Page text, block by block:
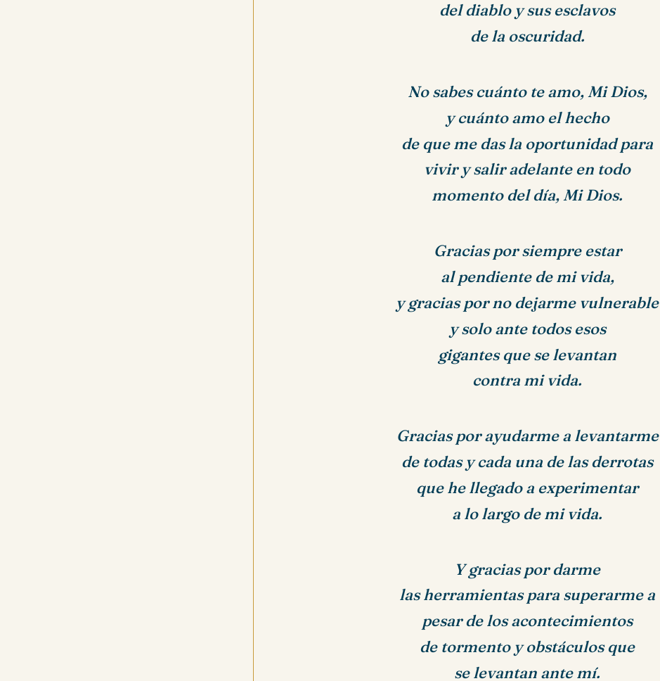
del diablo y sus esclavos
de la oscuridad.
No sabes cuánto te amo, Mi Dios,
y cuánto amo el hecho
de que me das la oportunidad para
vivir y salir adelante en todo
momento del día, Mi Dios.
Gracias por siempre estar
al pendiente de mi vida,
y gracias por no dejarme vulnerable
y solo ante todos esos
gigantes que se levantan
contra mi vida.
Gracias por ayudarme a levantarme
de todas y cada una de las derrotas
que he llegado a experimentar
a lo largo de mi vida.
Y gracias por darme
las herramientas para superarme a
pesar de los acontecimientos
de tormento y obstáculos que
se levantan ante mí.